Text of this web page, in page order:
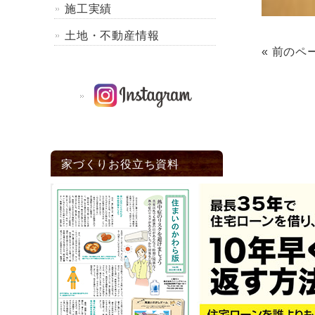
« 前のペ
施工実績
土地・不動産情報
家づくりお役立ち資料